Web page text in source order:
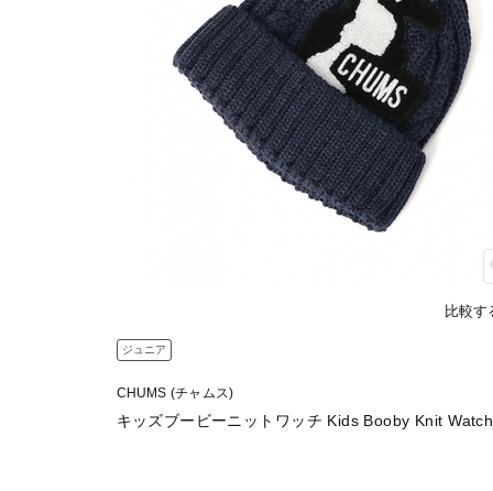
比較す
ジュニア
CHUMS (チャムス)
キッズブービーニットワッチ Kids Booby Knit Watch